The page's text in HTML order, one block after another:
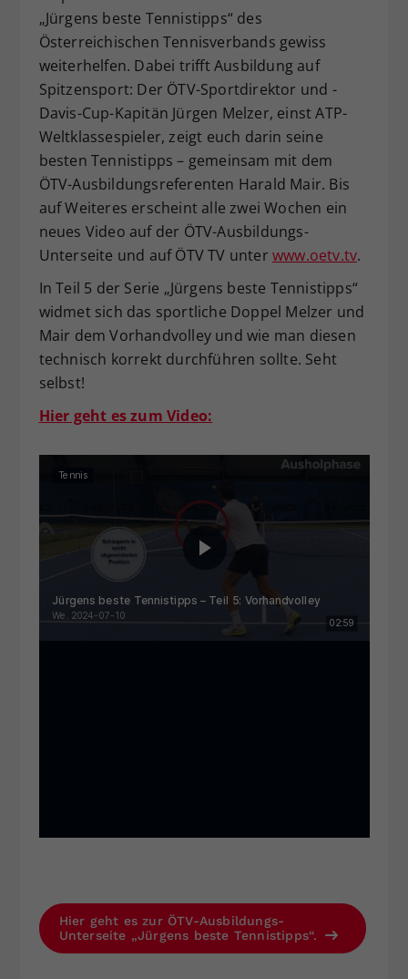
„Jürgens beste Tennistipps“ des
Österreichischen Tennisverbands gewiss
weiterhelfen. Dabei trifft Ausbildung auf
Spitzensport: Der ÖTV-Sportdirektor und -
Davis-Cup-Kapitän Jürgen Melzer, einst ATP-
Weltklassespieler, zeigt euch darin seine
besten Tennistipps – gemeinsam mit dem
ÖTV-Ausbildungsreferenten Harald Mair. Bis
auf Weiteres erscheint alle zwei Wochen ein
neues Video auf der ÖTV-Ausbildungs-
Unterseite und auf ÖTV TV unter www.oetv.tv.
In Teil 5 der Serie „Jürgens beste Tennistipps“
widmet sich das sportliche Doppel Melzer und
Mair dem Vorhandvolley und wie man diesen
technisch korrekt durchführen sollte. Seht
selbst!
Hier geht es zum Video:
Hier geht es zur ÖTV-Ausbildungs-
Unterseite „Jürgens beste Tennistipps“.
Zweck
Dieser Wert speichert Ihre Consent-
Einstellungen. Unter anderem eine
zufällig generierte ID, für die
historische Speicherung Ihrer
vorgenommen Einstellungen, falls der
Webseiten-Betreiber dies eingestellt
hat.